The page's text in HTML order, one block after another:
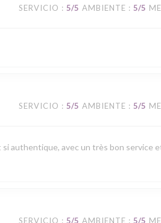
SERVICIO : 5/5 AMBIENTE : 5/5
SERVICIO : 5/5 AMBIENTE : 5/5
authentique, avec un très bon service
SERVICIO : 5/5 AMBIENTE : 5/5